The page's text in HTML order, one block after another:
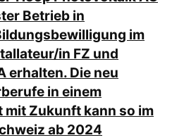
Betrieb in
im
in FZ und
erhalten. Die neu
in einem
mit Zukunft kann so im
ab 2024